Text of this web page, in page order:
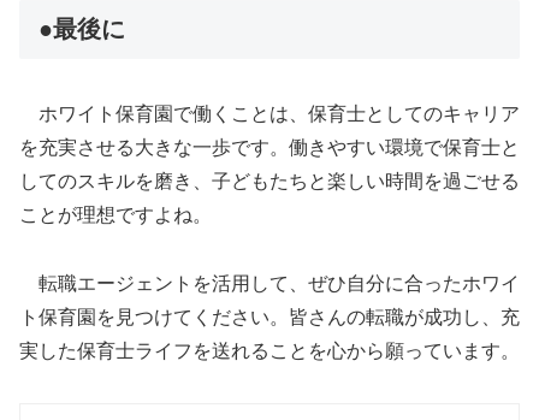
●最後に
ホワイト保育園で働くことは、保育士としてのキャリア
を充実させる大きな一歩です。働きやすい環境で保育士と
してのスキルを磨き、子どもたちと楽しい時間を過ごせる
ことが理想ですよね。
転職エージェントを活用して、ぜひ自分に合ったホワイ
ト保育園を見つけてください。皆さんの転職が成功し、充
実した保育士ライフを送れることを心から願っています。